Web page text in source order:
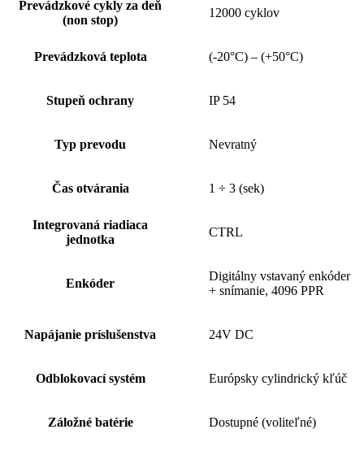
Prevádzkové cykly za deň
(non stop)
12000 cyklov
Prevádzková teplota (-20°C) – (+50°C)
Stupeň ochrany IP 54
Typ prevodu Nevratný
Čas otvárania 1 ÷ 3 (sek)
Integrovaná riadiaca
jednotka
CTRL
Enkóder
Digitálny vstavaný enkóder
+ snímanie, 4096 PPR
Napájanie príslušenstva 24V DC
Odblokovací systém Európsky cylindrický kľúč
Záložné batérie Dostupné (voliteľné)